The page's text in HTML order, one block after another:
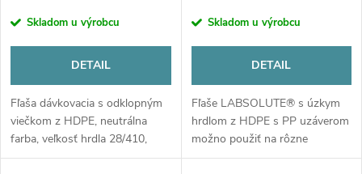
Skladom u výrobcu
DETAIL
Fľaša dávkovacia s odklopným
viečkom z HDPE, neutrálna
farba, veľkosť hrdla 28/410,
veľkosť otvoru 4.5mm. Na výber
Skladom u výrobcu
DETAIL
Fľaše LABSOLUTE® s úzkym
hrdlom z HDPE s PP uzáverom
možno použiť na rôzne
kvapaliny. Na výber dva